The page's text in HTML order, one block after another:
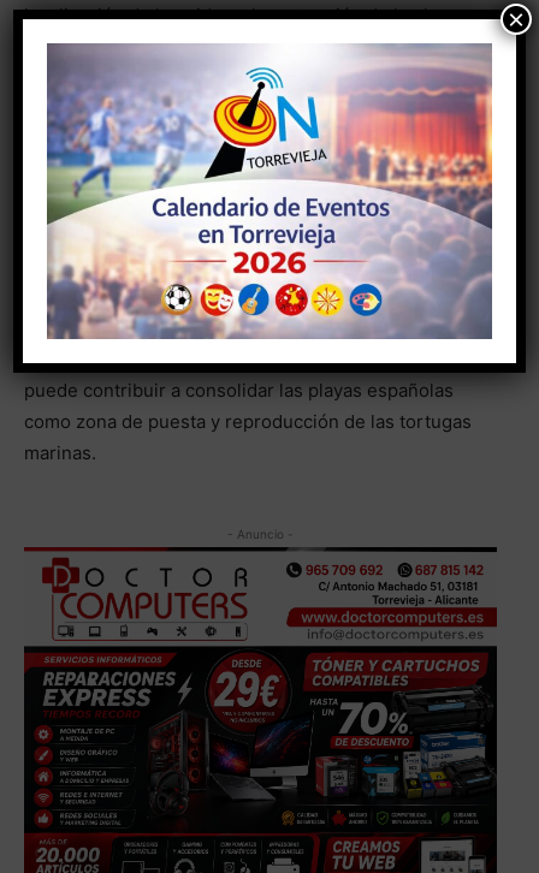
localización de los nidos y la protección de los huevos,
en playas muy turísticas que al día siguiente estarán
repletas de usuarios. También permite recopilar una
importante serie de datos biológicos de las tortugas
marinas (como su caracterización genética o su
marcaje con emisores satelitales) que contribuyen, en
definitiva, a comprender mejor el proceso de
recolonización y consolidación de nuevas playas de
cría que se está produciendo durante los últimos años
en las costas del Mediterráneo español, lo que
implicará una mejor gestión de todo el proceso.La
implicación de todos y el saber actuar correctamente
puede contribuir a consolidar las playas españolas
como zona de puesta y reproducción de las tortugas
marinas.
- Anuncio -
×